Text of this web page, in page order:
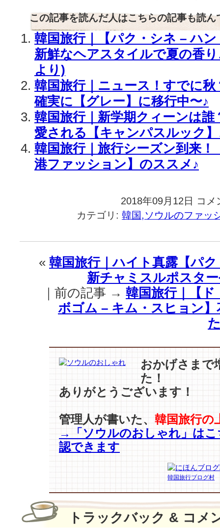
この記事を読んだ人はこちらの記事も読ん
韓国旅行｜【パク・シネ – ハ
新鮮なヘアスタイルで夏の香
より)
韓国旅行｜ニュース！すでに
確実に【グレー】に移行中〜♪
韓国旅行｜新学期クィーンは
愛される【キャンパスルック
韓国旅行｜旅行シーズン到来
港ファッション】のススメ♪
2018年09月12日
韓
旅
｜
に
は、
ベ
ー
ジ
ト
レ
ン
ト?
カ
ラ
な
秋
フ
ッ
コメ
カテゴリ: 韓国,ソウルのファッ
« 韓国旅行｜ハイト真露【パ
新チャミスルポスタ
｜前の記事 → 韓国旅行｜【
ボゴム – キム・スヒョン
おかげさまで
た！
ありがとうございます！
管理人が書いた、 韓国旅行の
→「ソウルのおしゃれ」はこ
認できます
韓国旅行ブログ村
トラックバック & コメ